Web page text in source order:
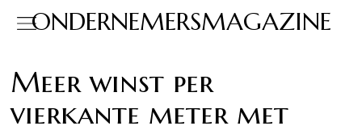
ONDERNEMERSMAGAZINE
Meer winst per
vierkante meter met